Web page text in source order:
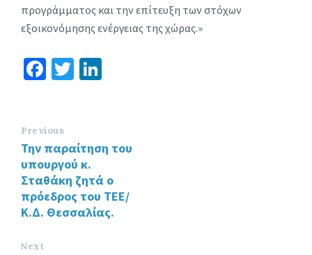
προγράμματος και την επίτευξη των στόχων
εξοικονόμησης ενέργειας της χώρας.»
Fa
o
o
k
T
er
n
Previous
Την παραίτηση του
υπουργού κ.
Σταθάκη ζητά ο
πρόεδρος του ΤΕΕ/
Κ.Δ. Θεσσαλίας.
Next